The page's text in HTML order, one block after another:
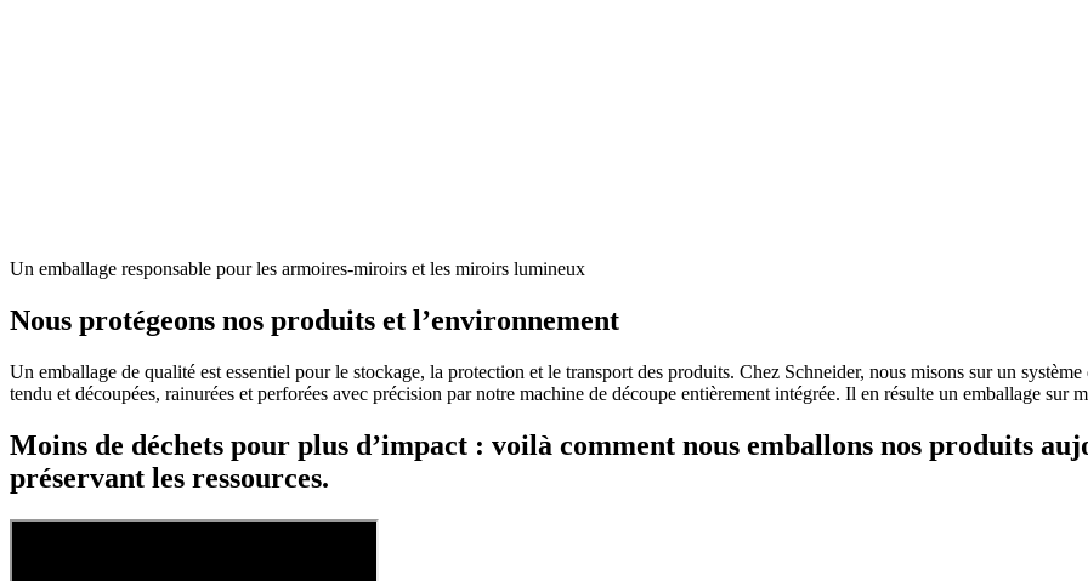
Un emballage responsable pour les armoires-miroirs et les miroirs lumineux
Nous protégeons nos produits et l’environnement
Un emballage de qualité est essentiel pour le stockage, la protection et le transport des produits. Chez Schneider, nous misons sur un
tendu et découpées, rainurées et perforées avec précision par notre machine de découpe entièrement intégrée. Il en résulte un emballage
Moins de déchets pour plus d’impact : voilà comment nous emballons nos produits
préservant les ressources.